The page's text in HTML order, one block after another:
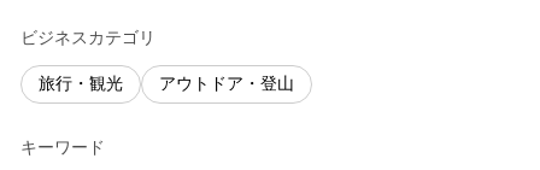
ビジネスカテゴリ
旅行・観光 アウトドア・登山
キーワード